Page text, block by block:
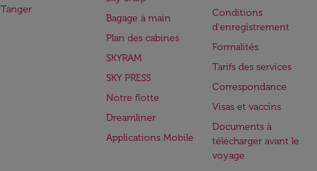
Tanger
Bagage à main
Plan des cabines
SKYRAM
SKY PRESS
Notre flotte
Dreamliner
Applications Mobile
Conditions
d'enregistrement
Formalités
Tarifs des services
Correspondance
Visas et vaccins
Documents à
télécharger avant le
voyage